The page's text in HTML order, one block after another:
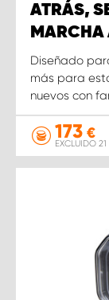
ATRÁS,
MARCHA
Diseñado
más para
nuevos con
173 €
EXCLUIDO 21